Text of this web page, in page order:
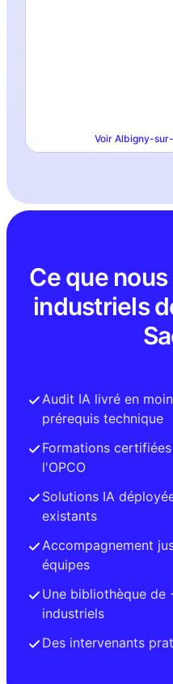
Voir Albigny-
Ce que
industriels
Audit IA livré en
prérequis technique
Formations
l'OPCO
Solutions IA
existants
Accompagnement
équipes
Une bibliothèque de
industriels
Des intervenants